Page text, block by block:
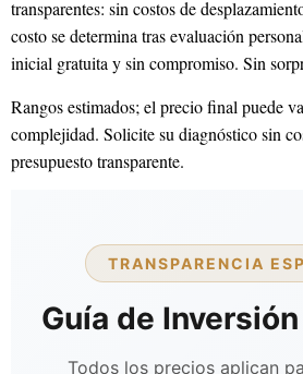
transparentes: sin costos de
costo se determina tras evaluación
inicial gratuita y sin compromiso. Sin
Rangos estimados; el precio final puede
complejidad. Solicite su diagnóstico sin
presupuesto transparente.
TRANSPARENCIA
Guía de
Todos los precios aplican